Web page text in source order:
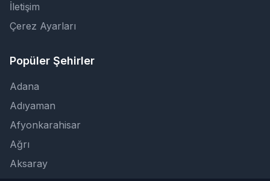
İletişim
Çerez Ayarları
Popüler Şehirler
Adana
Adıyaman
Afyonkarahisar
Ağrı
Aksaray